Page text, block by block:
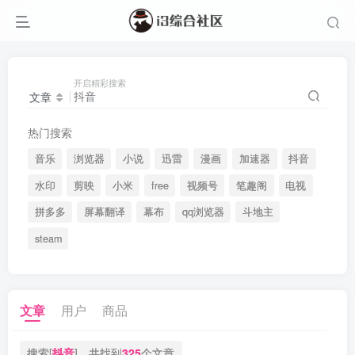
文章
开启精彩搜索
热门搜索
音乐 浏览器 小说 迅雷 漫画 加速器
抖音
水印
剪映 小米 free 视频号 笔趣阁
电视
拼多多
屏幕翻译 幕布 qq浏览器
斗地主
steam
文章 用户 商品